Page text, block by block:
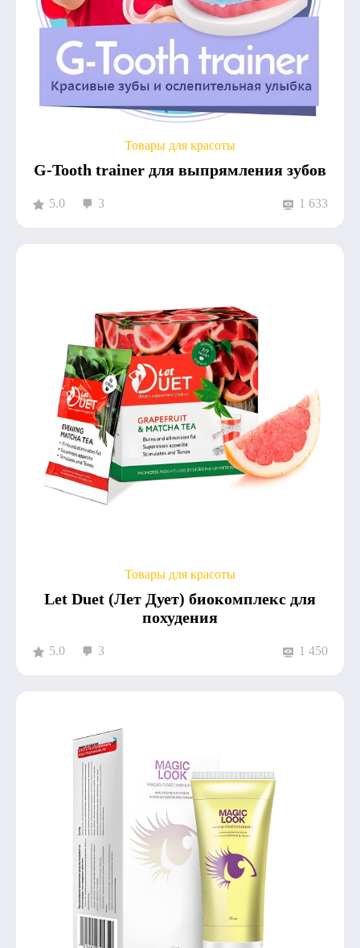
Товары для красоты
G-Tooth trainer для выпрямления зубов
5.0 3 1 633
Товары для красоты
Let Duet (Лет Дует) биокомплекс для
похудения
5.0 3 1 450